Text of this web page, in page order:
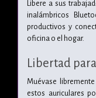
Libere a sus
inalámbricos
productivos y
oficina o el hogar.
Libertad
Muévase
estos auriculares